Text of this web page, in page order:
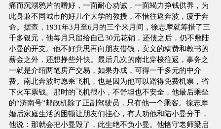
痛而沉溺鸦片的嗜好，一面耐心劝诫，一面竭力挣钱供养，为
此身兼不同城市的好几个大学的教授，不惜往返奔波，疲于奔
命。据查，1931年3月至6月的三个来月间，徐志摩就筹措了三
千多银元，他每月只留给自己30元花销，还债之后，仍不敷陆
小曼的开支。他不好意思再向朋友借钱，卖文的稿费和教书的
薪金之外，还想挣些外快。最后几次的南北穿梭往返，事务之
一就是介绍两笔房产交易，如果办成，可得一千多元的中介
费。南北奔波时愿乘飞机，也是因为他可以蹭得免费机票，省
下火车票钱。那时的飞机很小，不舒坦也不安全，他最后乘坐
的“济南号”邮政机除了正副驾驶员，只有他一个乘客。徐志摩
婚后家庭生活的困顿让朋友们挂心，有人劝他和陆小曼分手，
他说：那就会把小曼毁了，此生绝不负小曼。他恪守老师梁启